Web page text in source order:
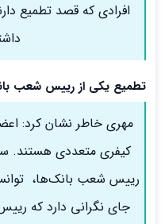
افرادی که قصد تطمیع
تطمیع یکی از رییس شعب
مهری خاطر نشان کرد:
کیفری متعددی هستند.
رییس شعب بانک‌ها،
جای نگرانی دارد که